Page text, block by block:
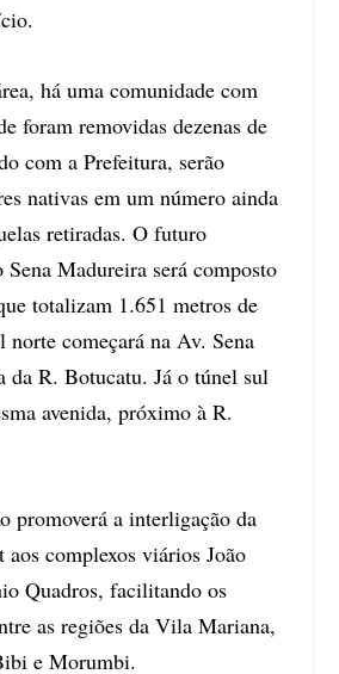
há uma comunidade com
foram removidas dezenas de
com a Prefeitura, serão
nativas em um número ainda
retiradas. O futuro
Madureira será composto
totalizam 1.651 metros de
norte começará na Av. Sena
da R. Botucatu. Já o túnel sul
avenida, próximo à R.
promoverá a interligação da
complexos viários João
Quadros, facilitando os
as regiões da Vila Mariana,
e Morumbi.